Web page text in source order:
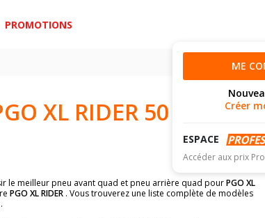
PROMOTIONS
ME
Créer
ESPACE
Accéder aux prix
XL RIDER 50
le meilleur pneu avant quad et pneu arrière quad pourPGO XL
PGO XL RIDER . Vous trouverez une liste complète de modèles
.